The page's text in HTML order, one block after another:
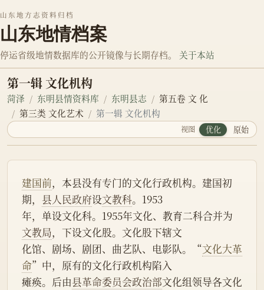
山东地方志资料归档
山东地情档案
停运省级地情数据库的公开镜像与长期存档。 关于本站
第一辑 文化机构
菏泽 东明县情资料库 东明县志
第五卷 文 化
第三类 文化艺术
第一辑 文化机构
视图 优化 原始
建国前，本县没有专门的文化行政机构。建国初
期， 县人民政府设文教科。1953
年，单设文化科。1955年文化、教育二科合并为
文教局，下设文化股。文化股下辖文
化馆、剧场、剧团、曲艺队、电影队。“文化大革
命”中，原有的文化行政机构陷入
瘫痪。后由县革命委员会政治部文化组领导各文化